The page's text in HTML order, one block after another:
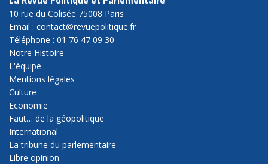
10 rue du Colisée 75008 Paris
Email : contact@revuepolitique.fr
Téléphone : 01 76 47 09 30
Notre Histoire
L'équipe
Mentions légales
Culture
Economie
Faut… de la géopolitique
International
La tribune du parlementaire
Libre opinion